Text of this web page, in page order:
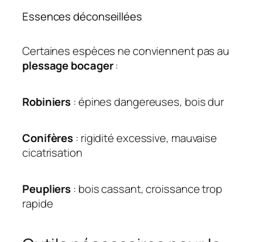
Essences déconseillées
Certaines espèces ne conviennent pas au
plessagebocager:
Robiniers : épines dangereuses, bois dur
Conifères : rigidité excessive, mauvaise
cicatrisation
Peupliers : bois cassant, croissance trop
rapide